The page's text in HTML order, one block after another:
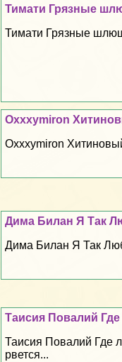
Тимати Грязные
Тимати Грязные
Oxxxymiron
Oxxxymiron
Дима Билан Я Так
Дима Билан Я Так
Таисия Повалий
Таисия Повалий Где
рвется...